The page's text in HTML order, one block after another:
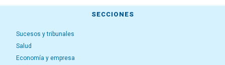
SECCIONES
Sucesos y tribunales
Salud
Economía y empresa